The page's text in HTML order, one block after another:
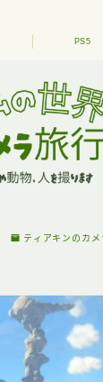
PS5
ティアキンのカメ